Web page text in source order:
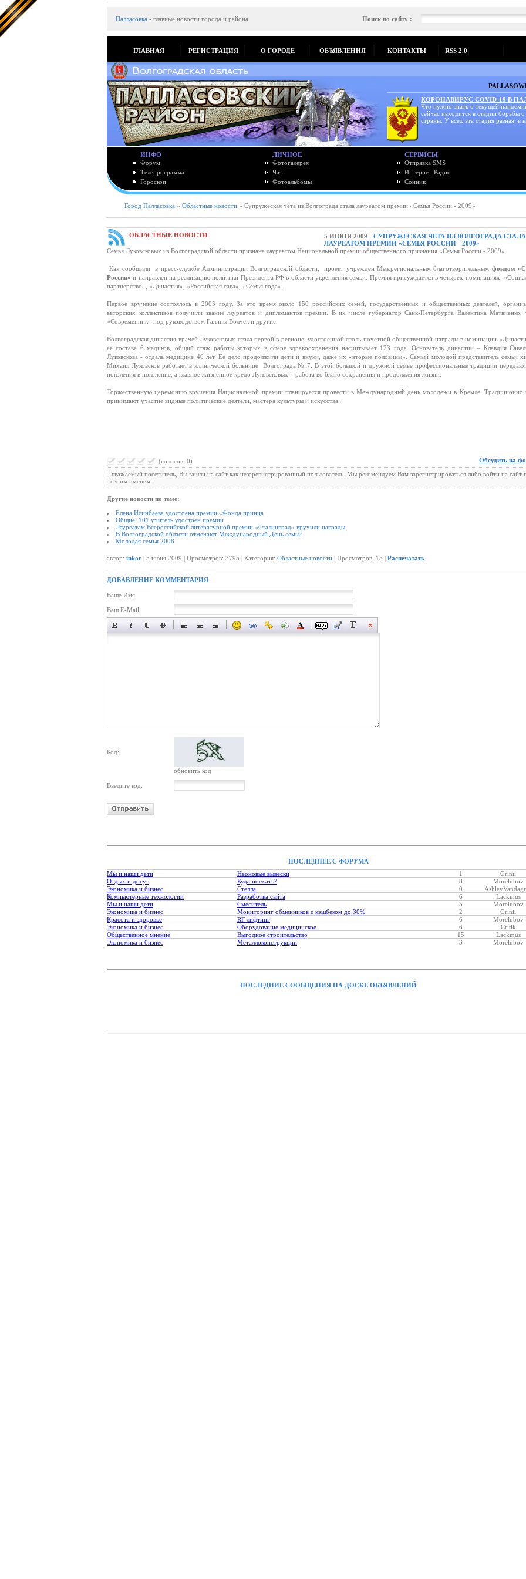
Палласовка - главные новости города и района Поиск по сайту :
ГЛАВНАЯ РЕГИСТРАЦИЯ О ГОРОДЕ ОБЪЯВЛЕНИЯ КОНТАКТЫ RSS 2.0
КОРОНАВИРУС COVID-19 В
Что нужно знать о текущей
сейчас находится в стадии борьбы
страны. У всех эта стадия разная: в
ИНФО
Форум
Телепрограмма
Гороскоп
ЛИЧНОЕ
Фотогалерея
Чат
Фотоальбомы
СЕРВИСЫ
Отправка SMS
Интернет-Радио
Сонник
Город Палласовка » Областные новости » Супружеская чета из Волгограда стала лауреатом премии «Семья России - 2009»
ОБЛАСТНЫЕ НОВОСТИ 5 ИЮНЯ 2009 - СУПРУЖЕСКАЯ ЧЕТА ИЗ ВОЛГОГРАДА СТАЛА
ЛАУРЕАТОМ ПРЕМИИ «СЕМЬЯ РОССИИ - 2009»
Семья Луковсковых из Волгоградской области признана лауреатом Национальной премии общественного признания «Семья России - 2009».
Как сообщили в пресс-службе Администрации Волгоградской области, проект учрежден Межрегиональным благотворительным фондом
России» и направлен на реализацию политики Президента РФ в области укрепления семьи. Премия присуждается в четырех номинациях:
партнерство», «Династия», «Российская сага», «Семья года».
Первое вручение состоялось в 2005 году. За это время около 150 российских семей, государственных и общественных деятелей,
авторских коллективов получили звание лауреатов и дипломантов премии. В их числе губернатор Санк-Петербурга Валентина Матвиенко,
«Современник» под руководством Галины Волчек и другие.
Волгоградская династия врачей Луковсковых стала первой в регионе, удостоенной столь почетной общественной награды в номинации
ее составе 6 медиков, общий стаж работы которых в сфере здравоохранения насчитывает 123 года. Основатель династии – Клавдия
Луковскова - отдала медицине 40 лет. Ее дело продолжили дети и внуки, даже их «вторые половины». Самый молодой представитель семьи
Михаил Луковсков работает в клинической больнице Волгограда № 7. В этой большой и дружной семье профессиональные традиции
поколения в поколение, а главное жизненное кредо Луковсковых – работа во благо сохранения и продолжения жизни.
Торжественную церемонию вручения Национальной премии планируется провести в Международный день молодежи в Кремле. Традиционно
принимают участие видные политические деятели, мастера культуры и искусства.
(голосов: 0)
Обсудить на
Уважаемый посетитель, Вы зашли на сайт как незарегистрированный пользователь. Мы рекомендуем Вам зарегистрироваться либо войти на сайт
своим именем.
Другие новости по теме:
Елена Исинбаева удостоена премии «Фонда принца
Общие: 101 учитель удостоен премии
Лауреатам Всероссийской литературной премии «Сталинград» вручили награды
В Волгоградской области отмечают Международный День семьи
Молодая семья 2008
автор: inkor | 5 июня 2009 | Просмотров: 3795 | Категория: Областные новости | Просмотров: 15 | Распечатать
ДОБАВЛЕНИЕ КОММЕНТАРИЯ
Ваше Имя:
Ваш E-Mail:
Код:
обновить код
Введите код:
ПОСЛЕДНЕЕ С ФОРУМА
Мы и наши дети
Неоновые вывески 1
Grinii
Отдых и досуг
Куда поехать? 8
Morelubov
Экономика и бизнес
Стелла 0
Компьютерные технологии
Разработка сайта 6
Lackmus
Мы и наши дети
Смеситель 5
Morelubov
Экономика и бизнес
Мониторинг обменников с кэшбеком до 30% 2
Grinii
Красота и здоровье
RF лифтинг 6
Morelubov
Экономика и бизнес
Оборудование медицинское 6
Critik
Общественное мнение
Выгодное строительство 15
Lackmus
Экономика и бизнес
Металлоконструкции 3 Morelubov
ПОСЛЕДНИЕ СООБЩЕНИЯ НА ДОСКЕ ОБЪЯВЛЕНИЙ